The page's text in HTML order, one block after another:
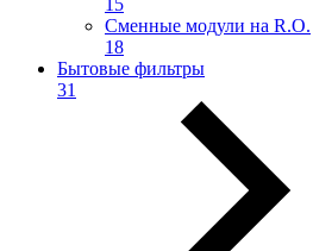
15
Сменные модули на R.O.
18
Бытовые фильтры
31